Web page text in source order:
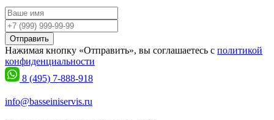
Отправить
Нажимая кнопку «Отправить», вы соглашаетесь с политикой
конфиденциальности
8 (495) 7-888-918
info@basseiniservis.ru